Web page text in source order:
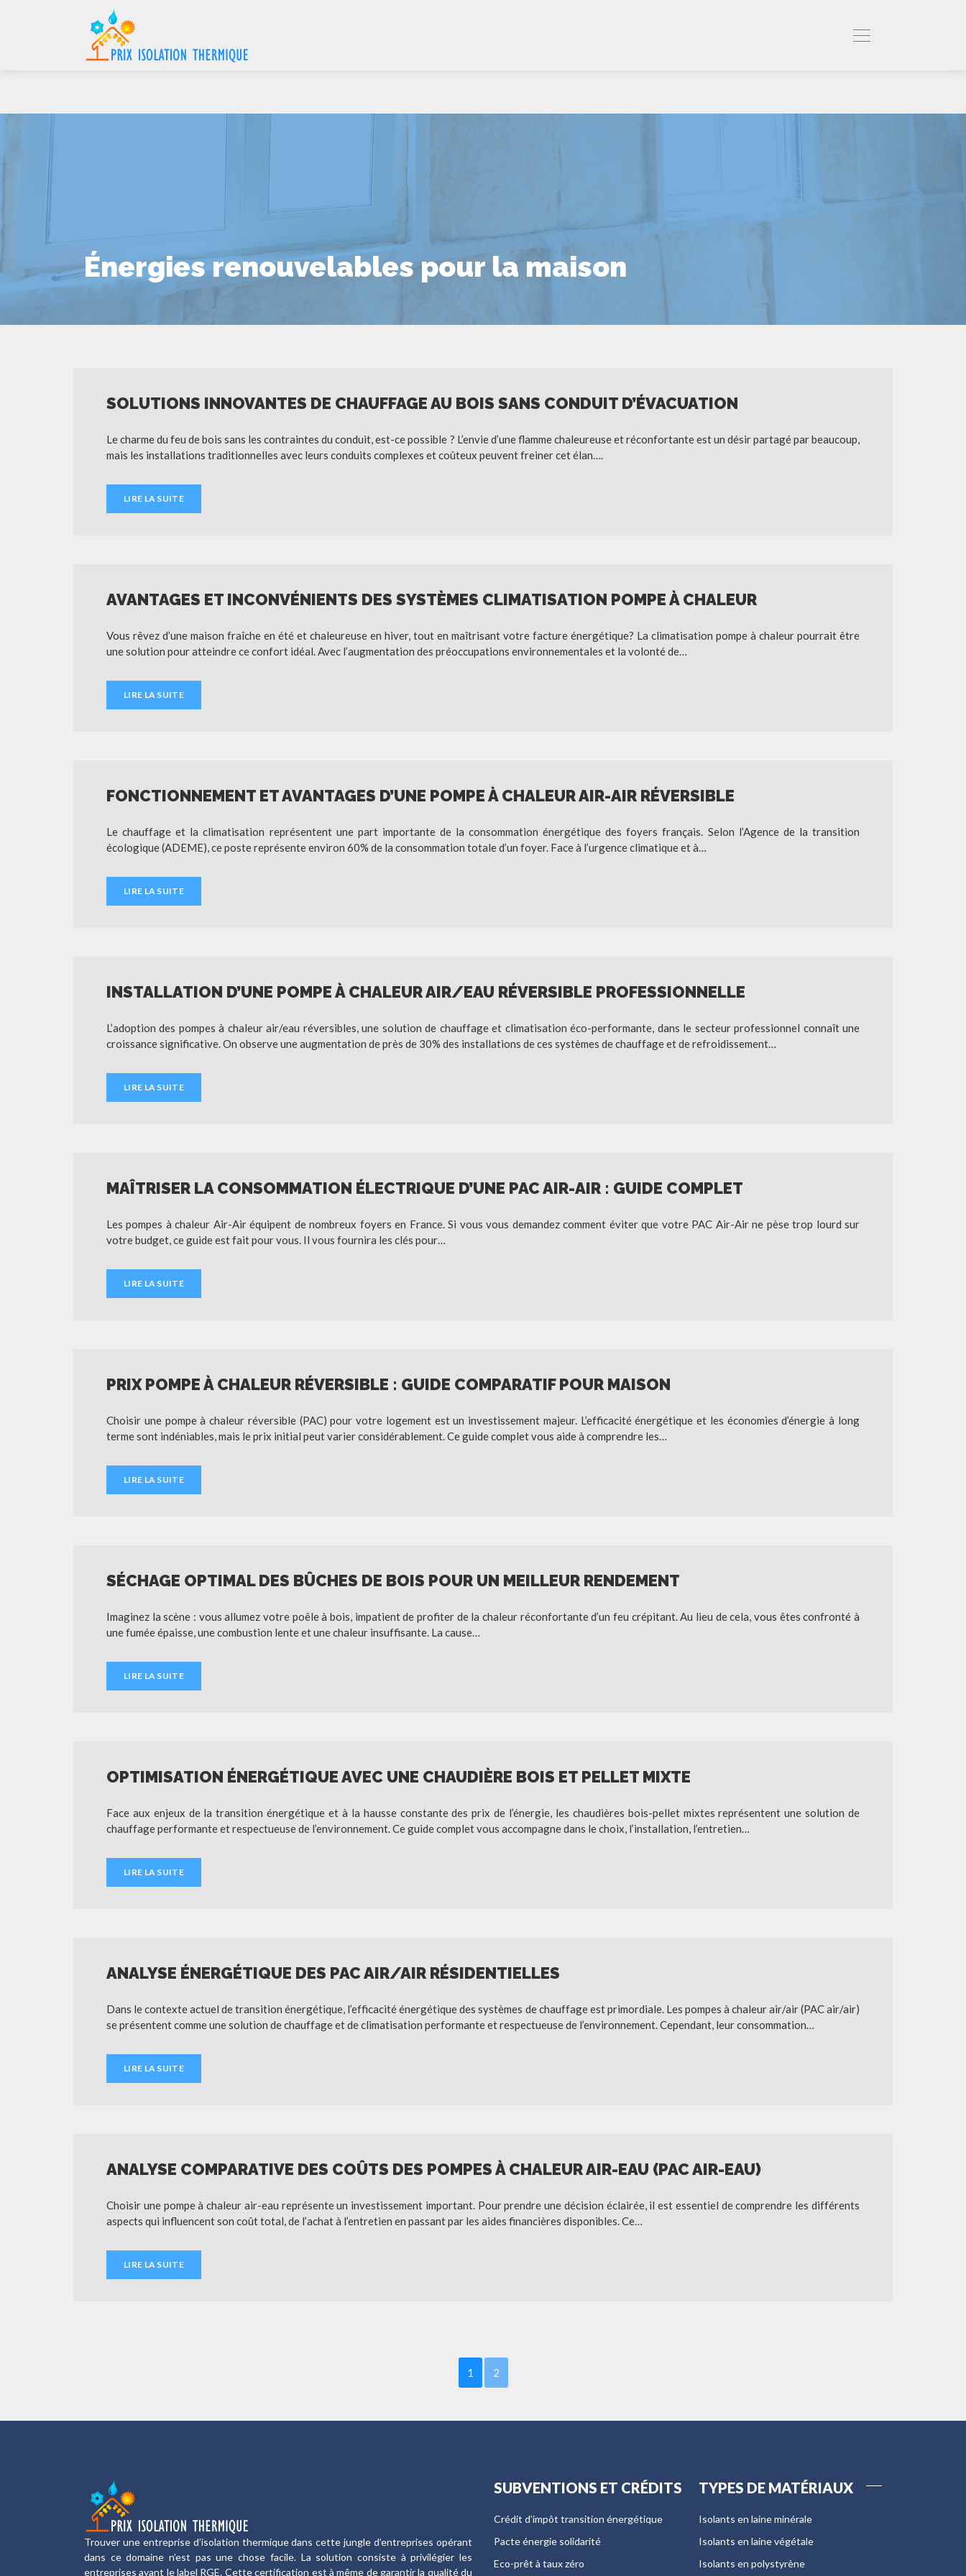
Énergies renouvelables pour la maison
SOLUTIONS INNOVANTES DE CHAUFFAGE AU BOIS SANS CONDUIT D’ÉVACUATION
Le charme du feu de bois sans les contraintes du conduit, est-ce possible ? L’envie d’une flamme chaleureuse et réconfortante est un désir partagé par beaucoup,
mais les installations traditionnelles avec leurs conduits complexes et coûteux peuvent freiner cet élan….
LIRE LA SUITE
AVANTAGES ET INCONVÉNIENTS DES SYSTÈMES CLIMATISATION POMPE À CHALEUR
Vous rêvez d’une maison fraîche en été et chaleureuse en hiver, tout en maîtrisant votre facture énergétique? La climatisation pompe à chaleur pourrait être
une solution pour atteindre ce confort idéal. Avec l’augmentation des préoccupations environnementales et la volonté de…
LIRE LA SUITE
FONCTIONNEMENT ET AVANTAGES D’UNE POMPE À CHALEUR AIR-AIR RÉVERSIBLE
Le chauffage et la climatisation représentent une part importante de la consommation énergétique des foyers français. Selon l’Agence de la transition
écologique (ADEME), ce poste représente environ 60% de la consommation totale d’un foyer. Face à l’urgence climatique et à…
LIRE LA SUITE
INSTALLATION D’UNE POMPE À CHALEUR AIR/EAU RÉVERSIBLE PROFESSIONNELLE
L’adoption des pompes à chaleur air/eau réversibles, une solution de chauffage et climatisation éco-performante, dans le secteur professionnel connaît une
croissance significative. On observe une augmentation de près de 30% des installations de ces systèmes de chauffage et de refroidissement…
LIRE LA SUITE
MAÎTRISER LA CONSOMMATION ÉLECTRIQUE D’UNE PAC AIR-AIR : GUIDE COMPLET
Les pompes à chaleur Air-Air équipent de nombreux foyers en France. Si vous vous demandez comment éviter que votre PAC Air-Air ne pèse trop lourd sur
votre budget, ce guide est fait pour vous. Il vous fournira les clés pour…
LIRE LA SUITE
PRIX POMPE À CHALEUR RÉVERSIBLE : GUIDE COMPARATIF POUR MAISON
Choisir une pompe à chaleur réversible (PAC) pour votre logement est un investissement majeur. L’efficacité énergétique et les économies d’énergie à long
terme sont indéniables, mais le prix initial peut varier considérablement. Ce guide complet vous aide à comprendre les…
LIRE LA SUITE
SÉCHAGE OPTIMAL DES BÛCHES DE BOIS POUR UN MEILLEUR RENDEMENT
Imaginez la scène : vous allumez votre poêle à bois, impatient de profiter de la chaleur réconfortante d’un feu crépitant. Au lieu de cela, vous êtes confronté à
une fumée épaisse, une combustion lente et une chaleur insuffisante. La cause…
LIRE LA SUITE
OPTIMISATION ÉNERGÉTIQUE AVEC UNE CHAUDIÈRE BOIS ET PELLET MIXTE
Face aux enjeux de la transition énergétique et à la hausse constante des prix de l’énergie, les chaudières bois-pellet mixtes représentent une solution de
chauffage performante et respectueuse de l’environnement. Ce guide complet vous accompagne dans le choix, l’installation, l’entretien…
LIRE LA SUITE
ANALYSE ÉNERGÉTIQUE DES PAC AIR/AIR RÉSIDENTIELLES
Dans le contexte actuel de transition énergétique, l’efficacité énergétique des systèmes de chauffage est primordiale. Les pompes à chaleur air/air (PAC air/air)
se présentent comme une solution de chauffage et de climatisation performante et respectueuse de l’environnement. Cependant, leur consommation…
LIRE LA SUITE
ANALYSE COMPARATIVE DES COÛTS DES POMPES À CHALEUR AIR-EAU (PAC AIR-EAU)
Choisir une pompe à chaleur air-eau représente un investissement important. Pour prendre une décision éclairée, il est essentiel de comprendre les différents
aspects qui influencent son coût total, de l’achat à l’entretien en passant par les aides financières disponibles. Ce…
LIRE LA SUITE
1 2
Trouver une entreprise d’isolation thermique dans cette jungle d’entreprises opérant
dans ce domaine n’est pas une chose facile. La solution consiste à privilégier les
entreprises ayant le label RGE. Cette certification est à même de garantir la qualité du
SUBVENTIONS ET CRÉDITS
Crédit d’impôt transition énergétique
Pacte énergie solidarité
Eco-prêt à taux zéro
TYPES DE MATÉRIAUX
Isolants en laine minérale
Isolants en laine végétale
Isolants en polystyrène